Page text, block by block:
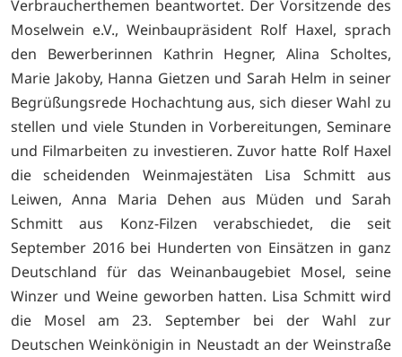
Verbraucherthemen beantwortet. Der Vorsitzende des
Moselwein e.V., Weinbaupräsident Rolf Haxel, sprach
den Bewerberinnen Kathrin Hegner, Alina Scholtes,
Marie Jakoby, Hanna Gietzen und Sarah Helm in seiner
Begrüßungsrede Hochachtung aus, sich dieser Wahl zu
stellen und viele Stunden in Vorbereitungen, Seminare
und Filmarbeiten zu investieren. Zuvor hatte Rolf Haxel
die scheidenden Weinmajestäten Lisa Schmitt aus
Leiwen, Anna Maria Dehen aus Müden und Sarah
Schmitt aus Konz-Filzen verabschiedet, die seit
September 2016 bei Hunderten von Einsätzen in ganz
Deutschland für das Weinanbaugebiet Mosel, seine
Winzer und Weine geworben hatten. Lisa Schmitt wird
die Mosel am 23. September bei der Wahl zur
Deutschen Weinkönigin in Neustadt an der Weinstraße